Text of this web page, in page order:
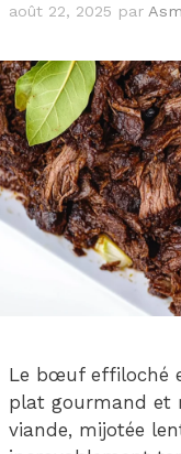
août 22, 2025 par
Le bœuf effiloché
plat gourmand et
viande, mijotée